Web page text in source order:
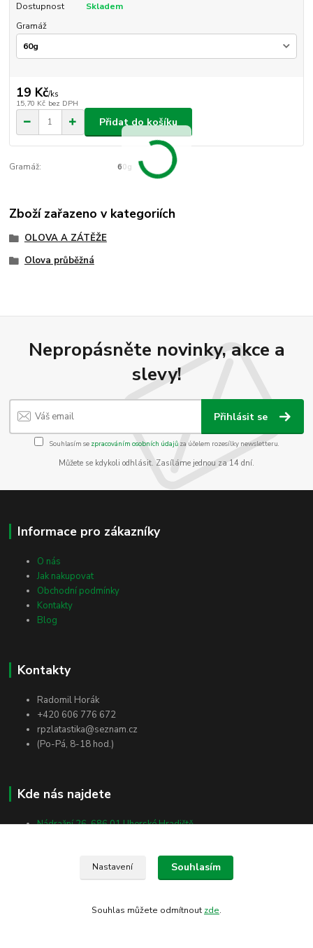
Dostupnost
Skladem
Gramáž
19 Kč/ks
15,70 Kč bez DPH
Přidat do košíku
Gramáž: 60g
Zboží zařazeno v kategoriích
OLOVA A ZÁTĚŽE
Olova průběžná
Nepropásněte novinky, akce a
slevy!
Přihlásit se
Souhlasím se zpracováním osobních údajůza účelem rozesílky newsletteru.
Můžete se kdykoli odhlásit. Zasíláme jednou za 14 dní.
Informace pro zákazníky
O nás
Jak nakupovat
Obchodní podmínky
Kontakty
Blog
Kontakty
Radomil Horák
+420 606 776 672
rpzlatastika@seznam.cz
(Po-Pá, 8-18 hod.)
Kde nás najdete
Nádražní 26, 686 01 Uherské Hradiště
Masarykova 138, 698 01 Veselí nad Moravou
Nastavení Souhlasím
Souhlas můžete odmítnout zde.